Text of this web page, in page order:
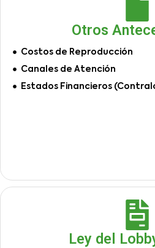
Otros
Costos de Reproducción
Canales de Atención
Estados Financieros
Ley del